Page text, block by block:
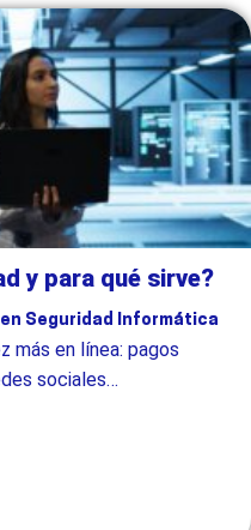
y para qué sirve?
en Seguridad Informática
más en línea: pagos
sociales…